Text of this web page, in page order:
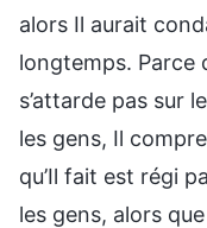
alors Il aurait
longtemps. Parce
s’attarde pas sur
les gens, Il
qu’Il fait est régi
les gens, alors